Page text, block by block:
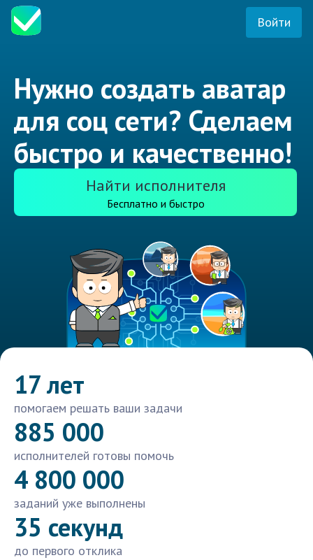
Войти
Нужно создать аватар
для соц сети? Сделаем
быстро и качественно!
Найти исполнителя
Бесплатно и быстро
17 лет
помогаем решать ваши задачи
885 000
исполнителей готовы помочь
4 800 000
заданий уже выполнены
35 секунд
до первого отклика